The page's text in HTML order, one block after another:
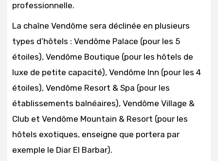
professionnelle.
La chaîne Vendôme sera déclinée en plusieurs
types d’hôtels : Vendôme Palace (pour les 5
étoiles), Vendôme Boutique (pour les hôtels de
luxe de petite capacité), Vendôme Inn (pour les 4
étoiles), Vendôme Resort & Spa (pour les
établissements balnéaires), Vendôme Village &
Club et Vendôme Mountain & Resort (pour les
hôtels exotiques, enseigne que portera par
exemple le Diar El Barbar).